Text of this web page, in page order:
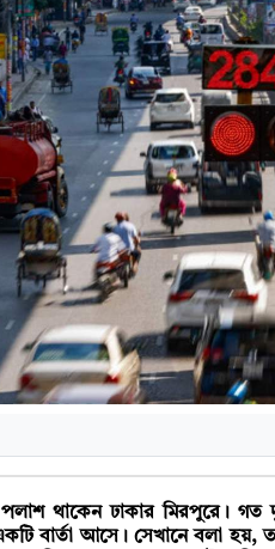
থাকেন ঢাকার মিরপুরে।
বার্তা আসে। সেখানে বলা হয়,